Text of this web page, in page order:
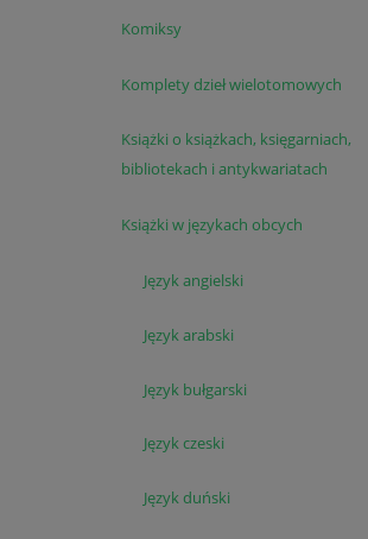
Komiksy
Komplety dzieł wielotomowych
Książki o książkach, księgarniach,
bibliotekach i antykwariatach
Książki w językach obcych
Język angielski
Język arabski
Język bułgarski
Język czeski
Język duński